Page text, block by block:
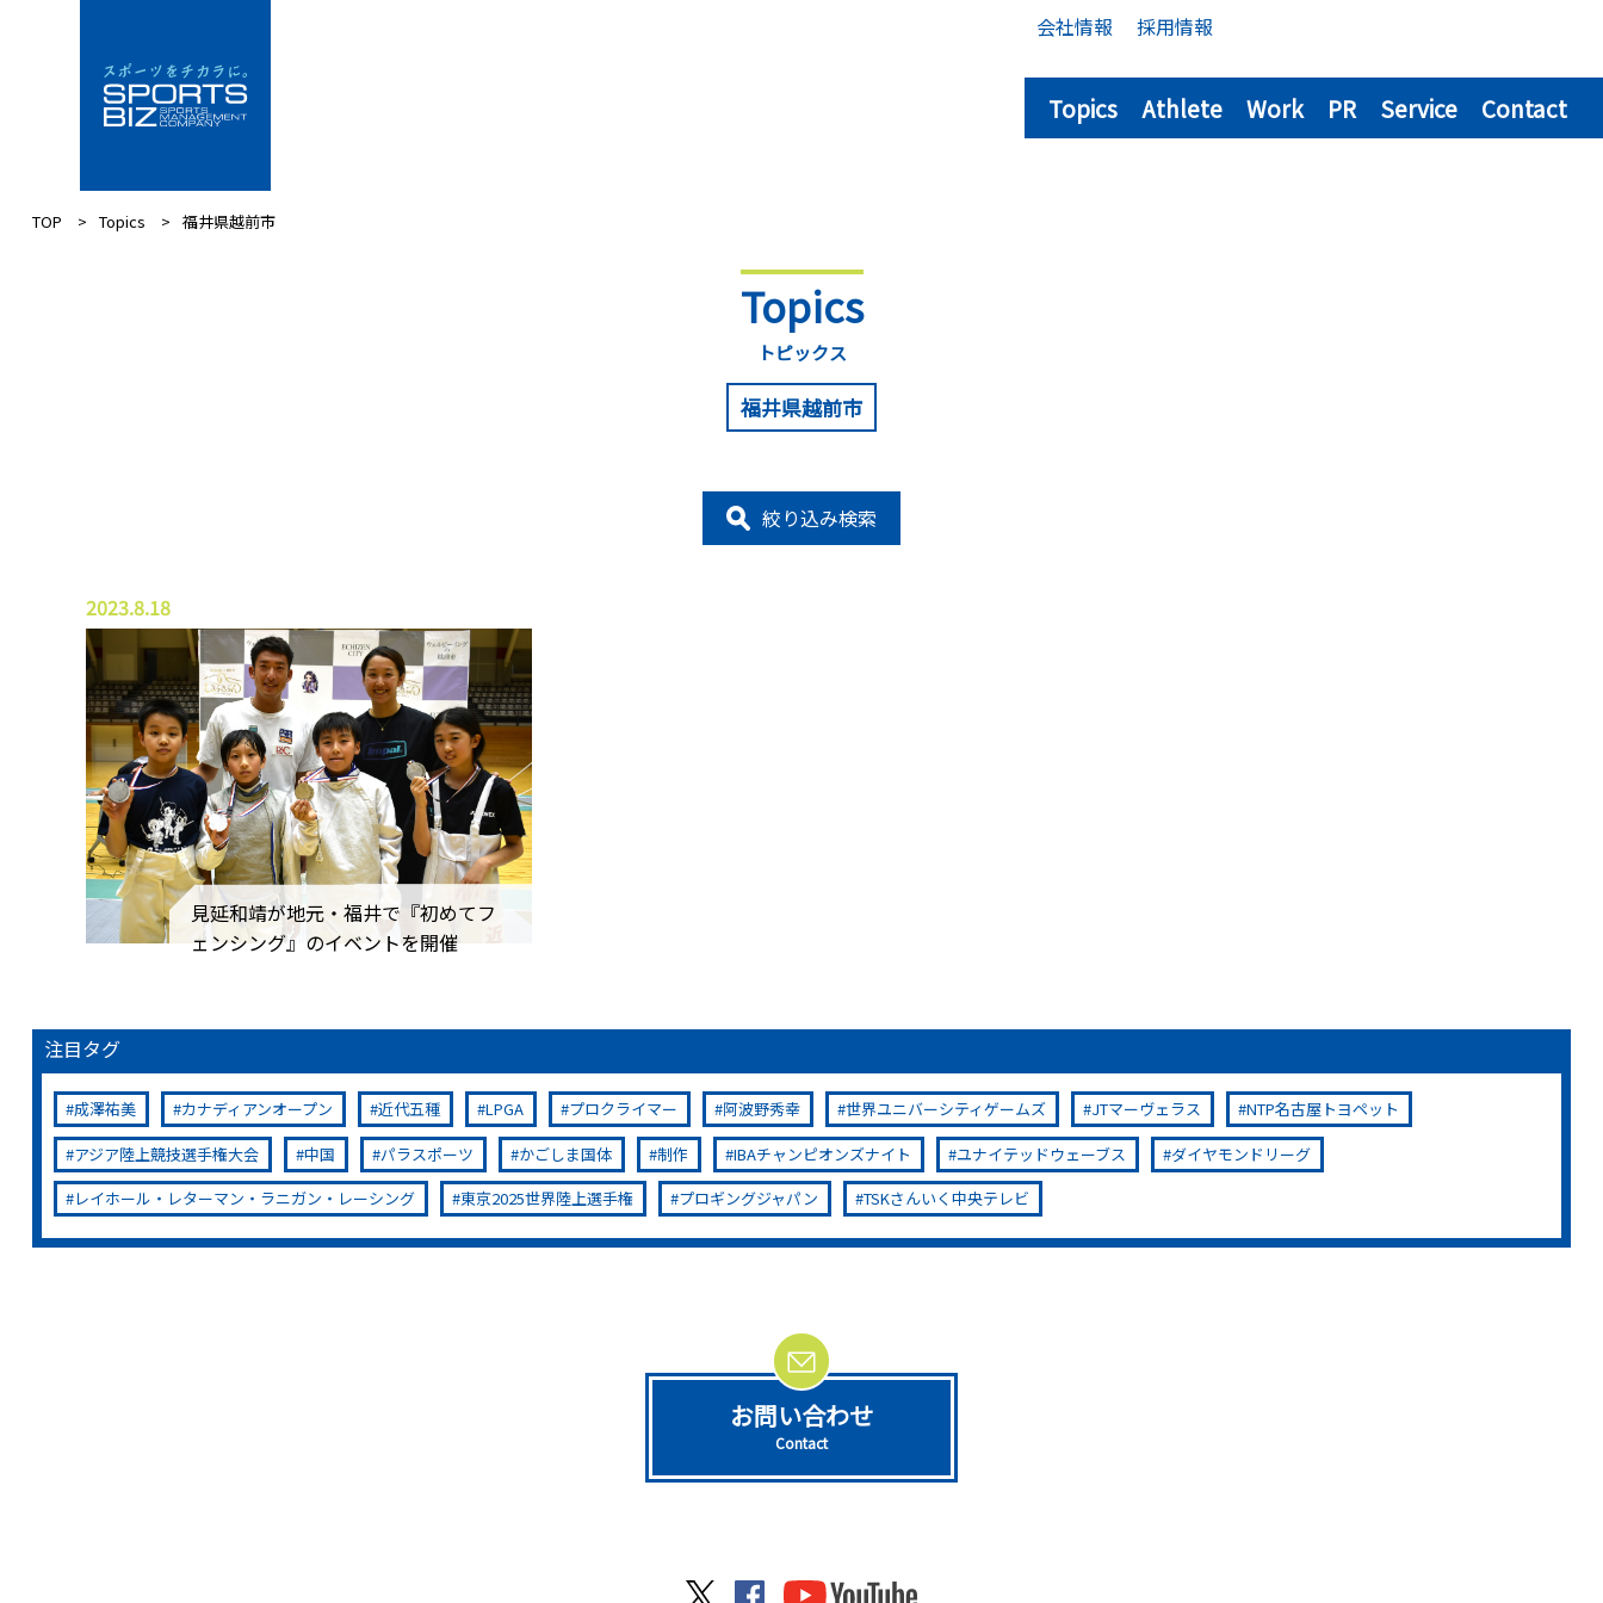
会社情報 採用情報
Topics Athlete Work PR Service Contact
TOP Topics 福井県越前市
Topics
トピックス
福井県越前市
絞り込み検索
2023.8.18
見延和靖が地元・福井で『初めてフ
ェンシング』のイベントを開催
注目タグ
成澤祐美 カナディアンオープン 近代五種 LPGA プロクライマー 阿波野秀幸 世界ユニバーシティゲームズ JTマーヴェラス
NTP名古屋トヨペット
アジア陸上競技選手権大会
中国 パラスポーツ かごしま国体 制作 IBAチャンピオンズナイト ユナイテッドウェーブス
ダイヤモンドリーグ
レイホール・レターマン・ラニガン・レーシング
東京2025世界陸上選手権 プロギングジャパン TSKさんいく中央テレビ
お問い合わせ
Contact